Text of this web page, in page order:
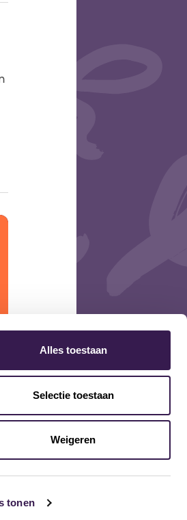
tonen
Alles toestaan
Selectie toestaan
Weigeren